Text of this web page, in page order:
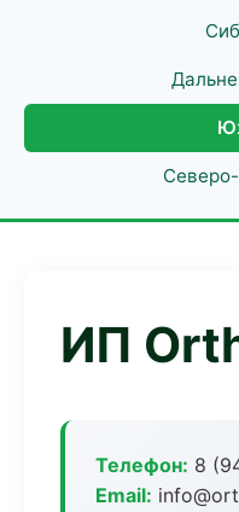
ИП
Телефон: 8
Email: